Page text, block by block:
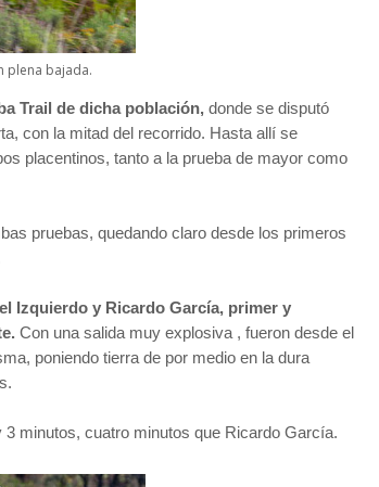
plena bajada.
Trail de dicha población, donde se disputó
con la mitad del recorrido. Hasta allí se
placentinos, tanto a la prueba de mayor como
pruebas, quedando claro desde los primeros
Izquierdo y Ricardo García, primer y
Con una salida muy explosiva , fueron desde el
poniendo tierra de por medio en la dura
minutos, cuatro minutos que Ricardo García.